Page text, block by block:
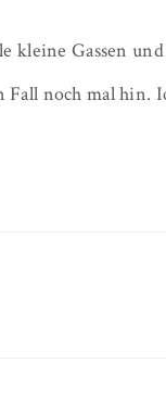
kleine Gassen
Fall noch mal